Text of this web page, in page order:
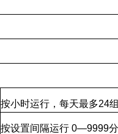
按小时运行，每天最多24组
按设置间隔运行 0—9999